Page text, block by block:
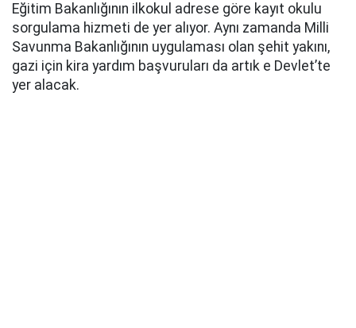
Eğitim Bakanlığının ilkokul adrese göre kayıt okulu
sorgulama hizmeti de yer alıyor. Aynı zamanda Milli
Savunma Bakanlığının uygulaması olan şehit yakını,
gazi için kira yardım başvuruları da artık e Devlet’te
yer alacak.